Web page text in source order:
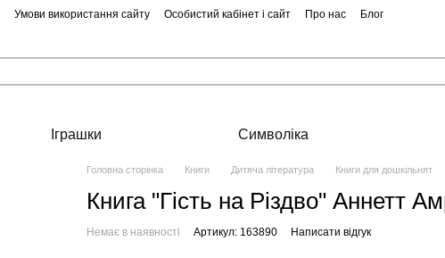
Умови використання сайту Особистий кабінет і сайт Про нас Блог
Іграшки Символіка
Головна сторінка Книги Дитяча література Книги для дошкільнят
Книга "Гість на Різдво" Аннетт
Немає в наявності Артикул: 163890 Написати відгук